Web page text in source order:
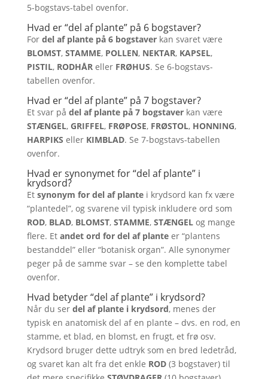
5-bogstavs-tabel ovenfor.
Hvad er “del af plante” på 6 bogstaver?
For del af plante på 6 bogstaverkan svaret være
BLOMST, STAMME, POLLEN, NEKTAR, KAPSEL,
PISTIL, RODHÅReller FRØHUS. Se 6-bogstavs-
tabellen ovenfor.
Hvad er “del af plante” på 7 bogstaver?
Et svar på del af plante på 7 bogstaverkan være
STÆNGEL, GRIFFEL, FRØPOSE, FRØSTOL, HONNING,
HARPIKS eller KIMBLAD. Se 7-bogstavs-tabellen
ovenfor.
Hvad er synonymet for “del af plante” i
krydsord?
Et synonym for del af plantei krydsord kan fx være
“plantedel”, og svarene vil typisk inkludere ord som
ROD, BLAD, BLOMST, STAMME, STÆNGELog mange
flere. Et andet ord for del af planteer “plantens
bestanddel” eller “botanisk organ”. Alle synonymer
peger på de samme svar – se den komplette tabel
ovenfor.
Hvad betyder “del af plante” i krydsord?
Når du ser del af plante i krydsord, menes der
typisk en anatomisk del af en plante – dvs. en rod, en
stamme, et blad, en blomst, en frugt, et frø osv.
Krydsord bruger dette udtryk som en bred ledetråd,
og svaret kan alt fra det enkle ROD(3 bogstaver) til